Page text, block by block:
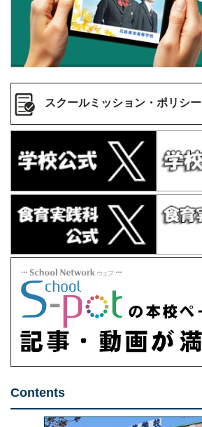
スクールミッション・ポリシー
Contents